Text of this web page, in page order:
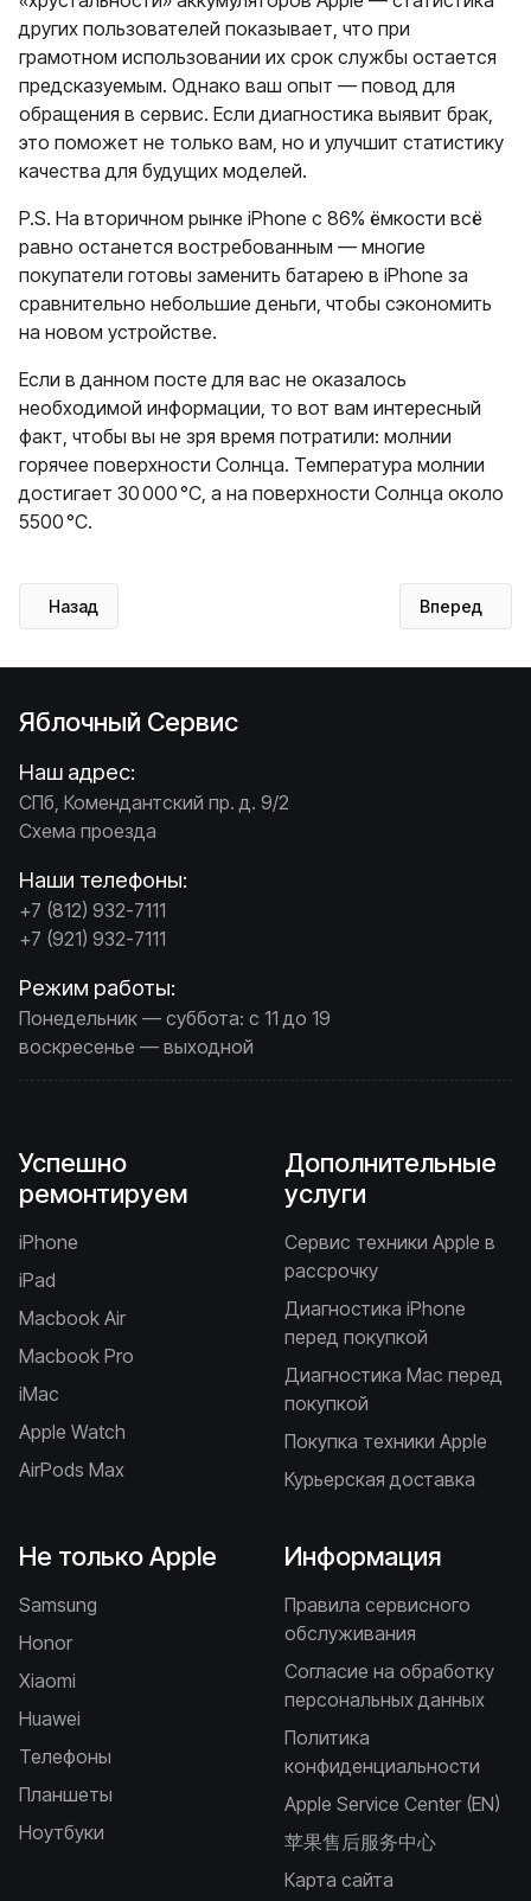
других пользователей показывает, что при
грамотном использовании их срок службы остается
предсказуемым. Однако ваш опыт — повод для
обращения в сервис. Если диагностика выявит брак,
это поможет не только вам, но и улучшит статистику
качества для будущих моделей.
P.S. На вторичном рынке iPhone с 86% ёмкости всё
равно останется востребованным — многие
покупатели готовы заменить батарею в iPhone за
сравнительно небольшие деньги, чтобы сэкономить
на новом устройстве.
Если в данном посте для вас не оказалось
необходимой информации, то вот вам интересный
факт, чтобы вы не зря время потратили: молнии
горячее поверхности Солнца. Температура молнии
достигает 30 000 °C, а на поверхности Солнца около
5500 °C.
Предыдущий: Чистка Macbook Pro от пыли — маленькая
Назад Следующий:
Вперед
Яблочный Сервис
Наш адрес:
СПб, Комендантский пр. д. 9/2
Схема проезда
Наши телефоны:
+7 (812) 932-7111
+7 (921) 932-7111
Режим работы:
Понедельник — суббота: с 11 до 19
воскресенье — выходной
Успешно
ремонтируем
iPhone
iPad
Macbook Air
Macbook Pro
iMac
Apple Watch
AirPods Max
Дополнительные
услуги
Сервис техники Apple в
рассрочку
Диагностика iPhone
перед покупкой
Диагностика Mac перед
покупкой
Покупка техники Apple
Курьерская доставка
Не только Apple
Samsung
Honor
Xiaomi
Huawei
Телефоны
Планшеты
Ноутбуки
Информация
Правила сервисного
обслуживания
Согласие на обработку
персональных данных
Политика
конфиденциальности
Apple Service Center (EN)
苹果售后服务中心
Карта сайта